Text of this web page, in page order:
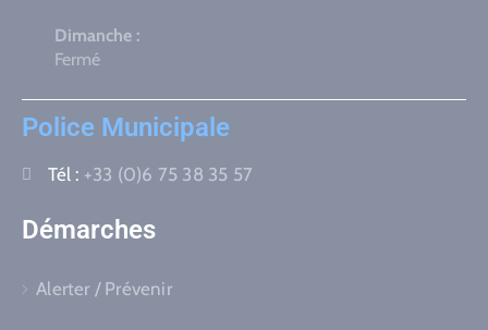
Dimanche :
Fermé
Police Municipale
Tél : +33 (0)6 75 38 35 57
Démarches
Alerter / Prévenir